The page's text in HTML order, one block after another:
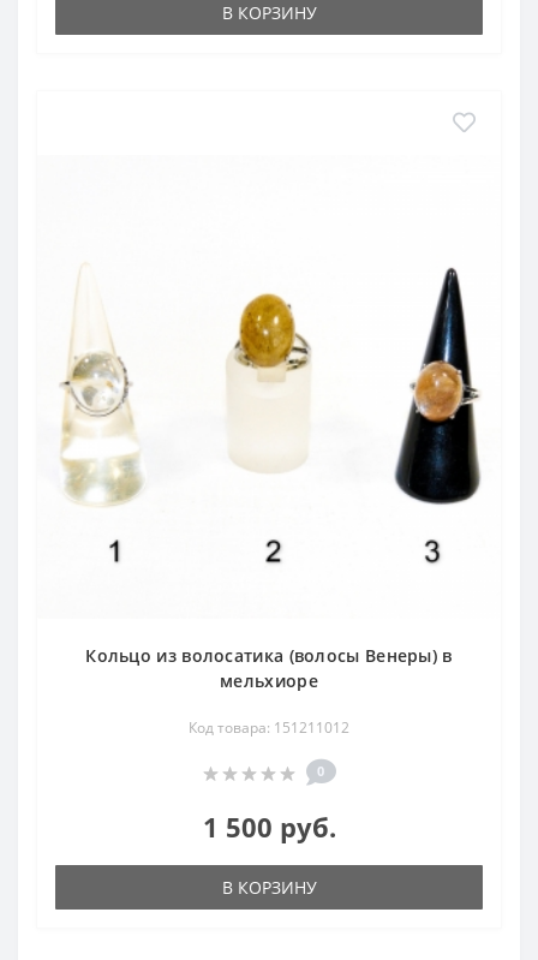
В КОРЗИНУ
Кольцо из волосатика (волосы Венеры) в
мельхиоре
Код товара: 151211012
0
1 500 руб.
В КОРЗИНУ